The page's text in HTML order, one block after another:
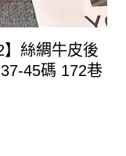
】絲綢牛皮後
45碼 172巷